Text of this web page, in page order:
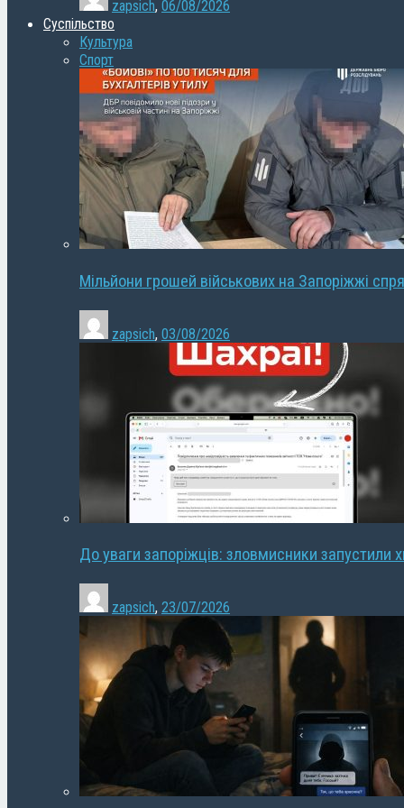
zapsich, 06/08/2026
Суспільство
Культура
Спорт
Мільйони грошей військових на Запоріжжі
zapsich, 03/08/2026
До уваги запоріжців: зловмисники запустили
zapsich, 23/07/2026